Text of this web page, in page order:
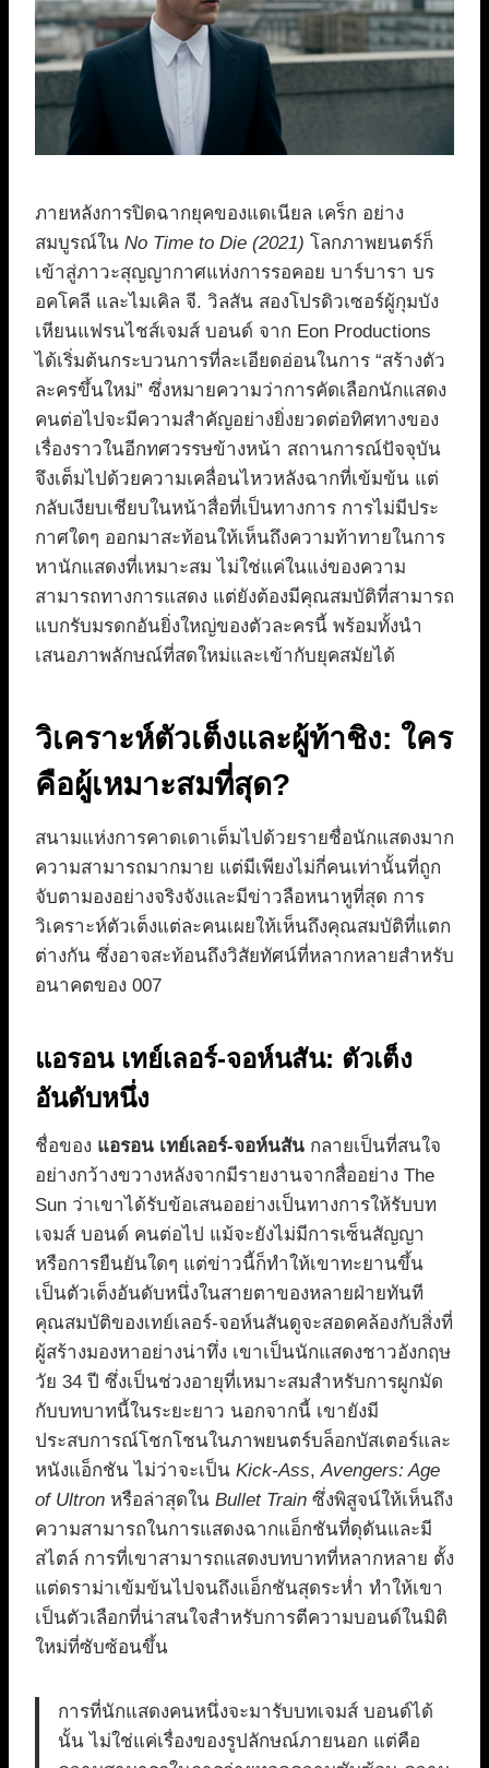
ภายหลังการปิดฉากยุคของแดเนียล เคร็ก อย่าง
สมบูรณ์ใน No Time to Die (2021) โลกภาพยนตร์ก็
เข้าสู่ภาวะสุญญากาศแห่งการรอคอย บาร์บารา บร
อคโคลี และไมเคิล จี. วิลสัน สองโปรดิวเซอร์ผู้กุมบัง
เหียนแฟรนไชส์เจมส์ บอนด์ จาก Eon Productions
ได้เริ่มต้นกระบวนการที่ละเอียดอ่อนในการ “สร้างตัว
ละครขึ้นใหม่” ซึ่งหมายความว่าการคัดเลือกนักแสดง
คนต่อไปจะมีความสำคัญอย่างยิ่งยวดต่อทิศทางของ
เรื่องราวในอีกทศวรรษข้างหน้า สถานการณ์ปัจจุบัน
จึงเต็มไปด้วยความเคลื่อนไหวหลังฉากที่เข้มข้น แต่
กลับเงียบเชียบในหน้าสื่อที่เป็นทางการ การไม่มีประ
กาศใดๆ ออกมาสะท้อนให้เห็นถึงความท้าทายในการ
หานักแสดงที่เหมาะสม ไม่ใช่แค่ในแง่ของความ
สามารถทางการแสดง แต่ยังต้องมีคุณสมบัติที่สามารถ
แบกรับมรดกอันยิ่งใหญ่ของตัวละครนี้ พร้อมทั้งนำ
เสนอภาพลักษณ์ที่สดใหม่และเข้ากับยุคสมัยได้
วิเคราะห์ตัวเต็งและผู้ท้าชิง: ใคร
คือผู้เหมาะสมที่สุด?
สนามแห่งการคาดเดาเต็มไปด้วยรายชื่อนักแสดงมาก
ความสามารถมากมาย แต่มีเพียงไม่กี่คนเท่านั้นที่ถูก
จับตามองอย่างจริงจังและมีข่าวลือหนาหูที่สุด การ
วิเคราะห์ตัวเต็งแต่ละคนเผยให้เห็นถึงคุณสมบัติที่แตก
ต่างกัน ซึ่งอาจสะท้อนถึงวิสัยทัศน์ที่หลากหลายสำหรับ
อนาคตของ 007
แอรอน เทย์เลอร์-จอห์นสัน: ตัวเต็ง
อันดับหนึ่ง
ชื่อของ แอรอน เทย์เลอร์-จอห์นสัน กลายเป็นที่สนใจ
อย่างกว้างขวางหลังจากมีรายงานจากสื่ออย่าง The
Sun ว่าเขาได้รับข้อเสนออย่างเป็นทางการให้รับบท
เจมส์ บอนด์ คนต่อไป แม้จะยังไม่มีการเซ็นสัญญา
หรือการยืนยันใดๆ แต่ข่าวนี้ก็ทำให้เขาทะยานขึ้น
เป็นตัวเต็งอันดับหนึ่งในสายตาของหลายฝ่ายทันที
คุณสมบัติของเทย์เลอร์-จอห์นสันดูจะสอดคล้องกับสิ่งที่
ผู้สร้างมองหาอย่างน่าทึ่ง เขาเป็นนักแสดงชาวอังกฤษ
วัย 34 ปี ซึ่งเป็นช่วงอายุที่เหมาะสมสำหรับการผูกมัด
กับบทบาทนี้ในระยะยาว นอกจากนี้ เขายังมี
ประสบการณ์โชกโชนในภาพยนตร์บล็อกบัสเตอร์และ
หนังแอ็กชัน ไม่ว่าจะเป็น Kick-Ass,Avengers: Age
of Ultron หรือล่าสุดใน Bullet Train ซึ่งพิสูจน์ให้เห็นถึง
ความสามารถในการแสดงฉากแอ็กชันที่ดุดันและมี
สไตล์ การที่เขาสามารถแสดงบทบาทที่หลากหลาย ตั้ง
แต่ดราม่าเข้มข้นไปจนถึงแอ็กชันสุดระห่ำ ทำให้เขา
เป็นตัวเลือกที่น่าสนใจสำหรับการตีความบอนด์ในมิติ
ใหม่ที่ซับซ้อนขึ้น
การที่นักแสดงคนหนึ่งจะมารับบทเจมส์ บอนด์ได้
นั้น ไม่ใช่แค่เรื่องของรูปลักษณ์ภายนอก แต่คือ